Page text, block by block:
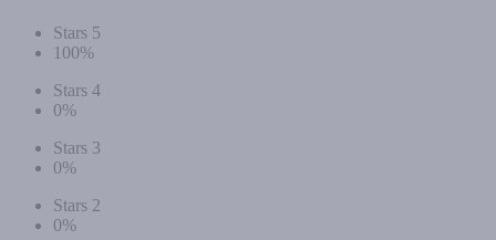
Stars 5
100%
Stars 4
0%
Stars 3
0%
Stars 2
0%